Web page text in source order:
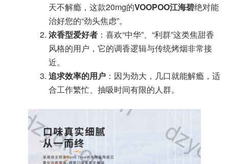
天不解瘾，这款20mg的VOOPOO江海碧绝对能
治好您的“劲头焦虑”。
浓香型爱好者 ：喜欢“中华”、“利群”这类焦甜香
风格的用户，它的调香逻辑与传统烤烟非常接
近。
追求效率的用户 ：因为劲大，几口就能解瘾，适
合工作繁忙、抽吸时间有限的人群。